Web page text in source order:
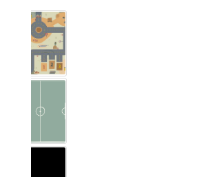
Bauplats
Fussballplats